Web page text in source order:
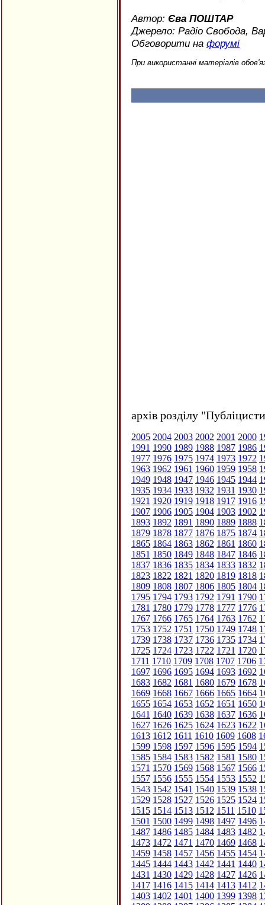
Автор: Єва ПОШТАР
Джерело: Радіо Свобода,
Обговорити на форумі
При використанні матеріалів
архів розділу
2005 2004 2003 2002 2001 2000
1991 1990 1989 1988 1987 1986
1977 1976 1975 1974 1973 1972
1963 1962 1961 1960 1959 1958
1949 1948 1947 1946 1945 1944
1935 1934 1933 1932 1931 1930
1921 1920 1919 1918 1917 1916
1907 1906 1905 1904 1903 1902
1893 1892 1891 1890 1889 1888
1879 1878 1877 1876 1875 1874
1865 1864 1863 1862 1861 1860
1851 1850 1849 1848 1847 1846
1837 1836 1835 1834 1833 1832
1823 1822 1821 1820 1819 1818
1809 1808 1807 1806 1805 1804
1795 1794 1793 1792 1791 1790
1781 1780 1779 1778 1777 1776
1767 1766 1765 1764 1763 1762
1753 1752 1751 1750 1749 1748
1739 1738 1737 1736 1735 1734
1725 1724 1723 1722 1721 1720
1711 1710 1709 1708 1707 1706
1697 1696 1695 1694 1693 1692
1683 1682 1681 1680 1679 1678
1669 1668 1667 1666 1665 1664
1655 1654 1653 1652 1651 1650
1641 1640 1639 1638 1637 1636
1627 1626 1625 1624 1623 1622
1613 1612 1611 1610 1609 1608
1599 1598 1597 1596 1595 1594
1585 1584 1583 1582 1581 1580
1571 1570 1569 1568 1567 1566
1557 1556 1555 1554 1553 1552
1543 1542 1541 1540 1539 1538
1529 1528 1527 1526 1525 1524
1515 1514 1513 1512 1511 1510
1501 1500 1499 1498 1497 1496
1487 1486 1485 1484 1483 1482
1473 1472 1471 1470 1469 1468
1459 1458 1457 1456 1455 1454
1445 1444 1443 1442 1441 1440
1431 1430 1429 1428 1427 1426
1417 1416 1415 1414 1413 1412
1403 1402 1401 1400 1399 1398